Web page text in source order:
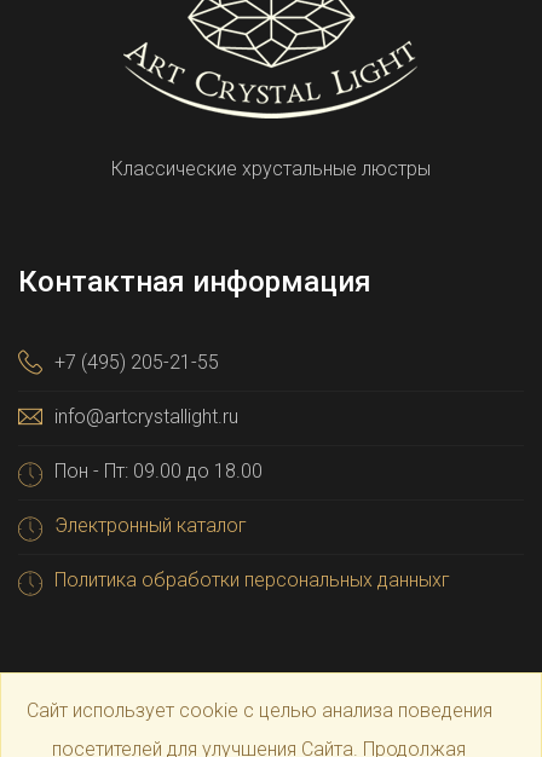
Классические хрустальные люстры
Контактная информация
+7 (495) 205-21-55
info@artcrystallight.ru
Пон - Пт: 09.00 до 18.00
Электронный каталог
Политика обработки персональных данныхг
Сайт использует cookie с целью анализа поведения
посетителей для улучшения Сайта. Продолжая